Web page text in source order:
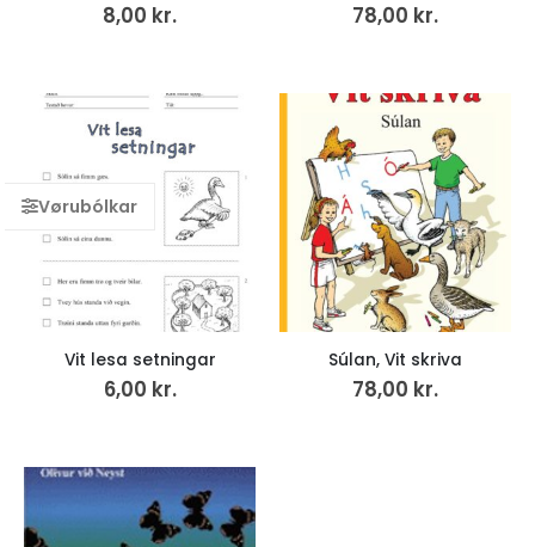
8,00 kr. 78,00 kr.
Vit lesa setningar
6,00 kr.
Súlan, Vit skriva
78,00 kr.